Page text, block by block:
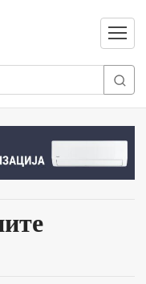
Отвори
мени